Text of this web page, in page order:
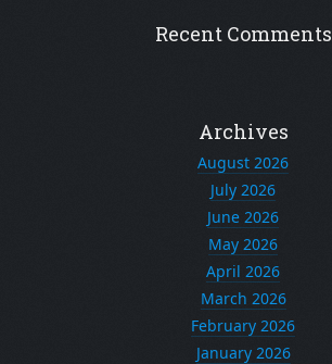
Recent Comments
Archives
August 2026
July 2026
June 2026
May 2026
April 2026
March 2026
February 2026
January 2026